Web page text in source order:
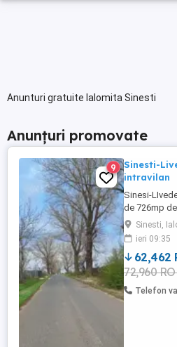
Anunturi gratuite Ialomita Sinesti
Anunțuri promovate
9
Sinesti-
intravilan
Sinesi-
de 726mp
105 km de
,electricitate
Sinesti,
ieri 09:35
62,462
72,960
Telefon